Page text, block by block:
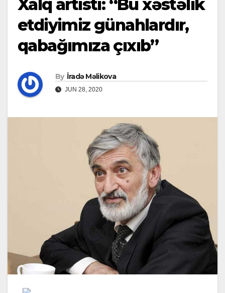
Xalq artisti: “Bu xəstəlik
etdiyimiz günahlardır,
qabağımıza çıxıb”
By İradə Məlikova
JUN 28, 2020